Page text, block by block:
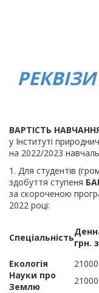
ВАРТІСТЬ
у Інституті
на 2022/2023
1. Для студентів
здобуття ступеня
за скороченою
2022 році:
Спеціальністьгрн.
Екологія
21000
Науки про
Землю
21000